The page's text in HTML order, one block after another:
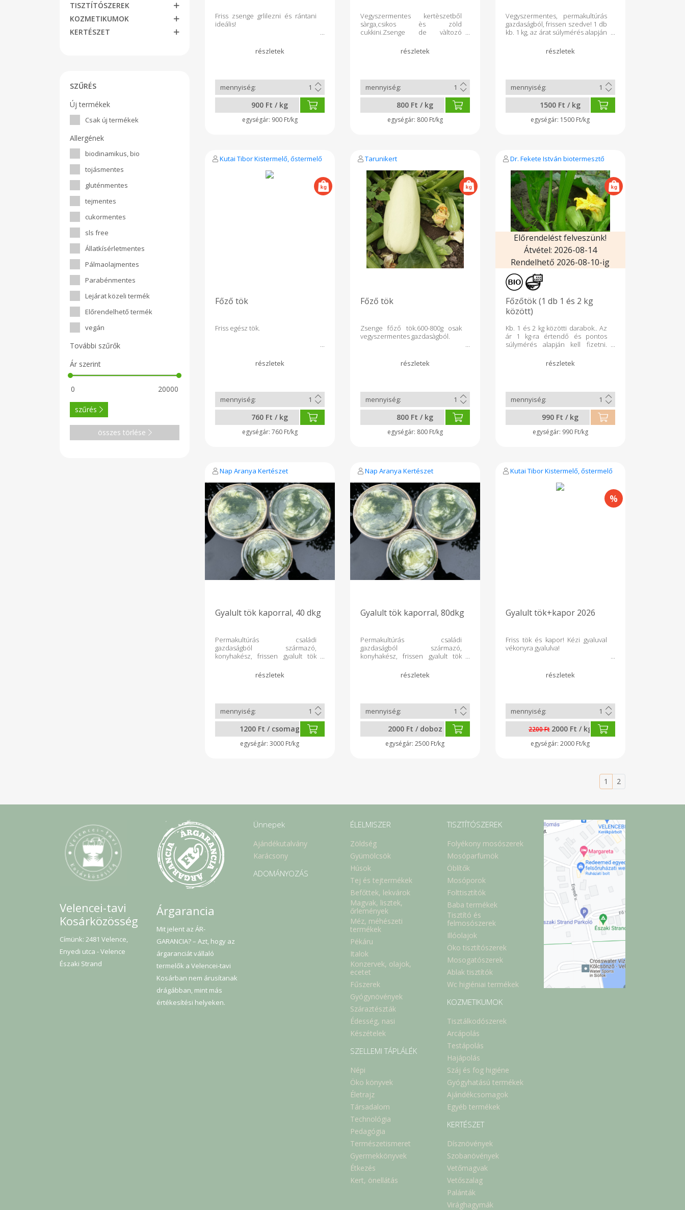
TISZTÍTÓSZEREK
KOZMETIKUMOK
KERTÉSZET
SZŰRÉS
Új termékek
Csak új termékek
Allergének
biodinamikus, bio
tojásmentes
gluténmentes
tejmentes
cukormentes
sls free
Állatkísérletmentes
Pálmaolajmentes
Parabénmentes
Lejárat közeli termék
Előrendelhető termék
vegán
További szűrők
Ár szerint
szűrés
összes törlése
Friss zsenge grlilezni és rántani
ideális!
900 Ft / kg
900 Ft/kg
Vegyszermentes kertèszetből
sàrga,csikos ès zöld
cukkini.Zsenge de vàltozó
egy nappal nőtt többet.
800 Ft / kg
800 Ft/kg
Vegyszermentes, permakultúrás
gazdaságból, frissen szedve! 1 db
kb. 1 kg, az árat súlymérés alapján
változatosan felhasználható.
1500 Ft / kg
1500 Ft/kg
Kutai Tibor Kistermelő, őstermelő
Főző tök
Friss egész tök.
760 Ft / kg
760 Ft/kg
Tarunikert
Főző tök
Zsenge főző tök.600-800g osak
vegyszermentes gazdasàgból.
800 Ft / kg
800 Ft/kg
Dr. Fekete István biotermesztő
Előrendelést felveszünk!
Átvétel: 2026-08-14
Rendelhető 2026-08-10-ig
Főzőtök (1 db 1 és 2 kg
között)
Kb. 1 és 2 kg közötti darabok.. Az
ár 1 kg-ra értendő és pontos
súlymérés alapján kell fizetni.
990 Ft / kg
990 Ft/kg
Nap Aranya Kertészet
Gyalult tök kaporral, 40 dkg
Permakultúrás családi
gazdaságból származó,
konyhakész, frissen gyalult tök
1200 Ft / csomag
3000 Ft/kg
Nap Aranya Kertészet
Gyalult tök kaporral, 80dkg
Permakultúrás családi
gazdaságból származó,
konyhakész, frissen gyalult tök
2000 Ft / doboz
2500 Ft/kg
Kutai Tibor Kistermelő, őstermelő
Gyalult tök+kapor 2026
Friss tök és kapor! Kézi gyaluval
vékonyra gyalulva!
2200 Ft 2000 Ft / kg
2000 Ft/kg
1 2
Velencei-tavi
Kosárközösség
Címünk: 2481 Velence,
Enyedi utca - Velence
Északi Strand
Árgarancia
Mit jelent az ÁR-
GARANCIA? – Azt, hogy az
árgaranciát vállaló
termelők a Velencei-tavi
Kosárban nem árusítanak
drágábban, mint más
értékesítési helyeken.
Ünnepek
Ajándékutalvány
Karácsony
ADOMÁNYOZÁS
ÉLELMISZER
Zöldség
Gyümölcsök
Húsok
Tej és tejtermékek
Befőttek, lekvárok
Magvak, lisztek,
őrlemények
Méz, méhészeti
termékek
Pékáru
Italok
Konzervek, olajok,
ecetet
Fűszerek
Gyógynövények
Száraztészták
Édesség, nasi
Készételek
SZELLEMI TÁPLÁLÉK
Népi
Öko könyvek
Életrajz
Társadalom
Technológia
Pedagógia
Természetismeret
Gyermekkönyvek
Étkezés
Kert, önellátás
TISZTÍTÓSZEREK
Folyékony mosószerek
Mosóparfümök
Öblítők
Mosóporok
Folttisztítók
Baba termékek
Tisztító és
felmosószerek
Illóolajok
Öko tisztítószerek
Mosogatószerek
Ablak tisztítók
Wc higiéniai termékek
KOZMETIKUMOK
Tisztálkodószerek
Arcápolás
Testápolás
Hajápolás
Száj és fog higiéne
Gyógyhatású termékek
Ajándékcsomagok
Egyéb termékek
KERTÉSZET
Dísznövények
Szobanövények
Vetőmagvak
Vetőszalag
Palánták
Virághagymák